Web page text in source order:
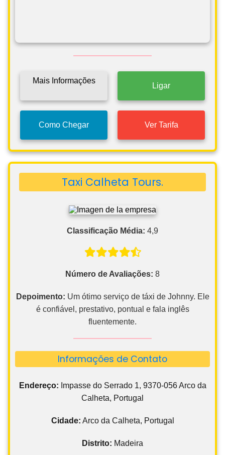
Mais Informações
Ligar
Como Chegar Ver Tarifa
Taxi Calheta Tours.
Classificação Média: 4,9
Número de Avaliações: 8
Depoimento: Um ótimo serviço de táxi de Johnny. Ele
é confiável, prestativo, pontual e fala inglês
fluentemente.
Informações de Contato
Endereço: Impasse do Serrado 1, 9370-056 Arco da
Calheta, Portugal
Cidade: Arco da Calheta, Portugal
Distrito: Madeira